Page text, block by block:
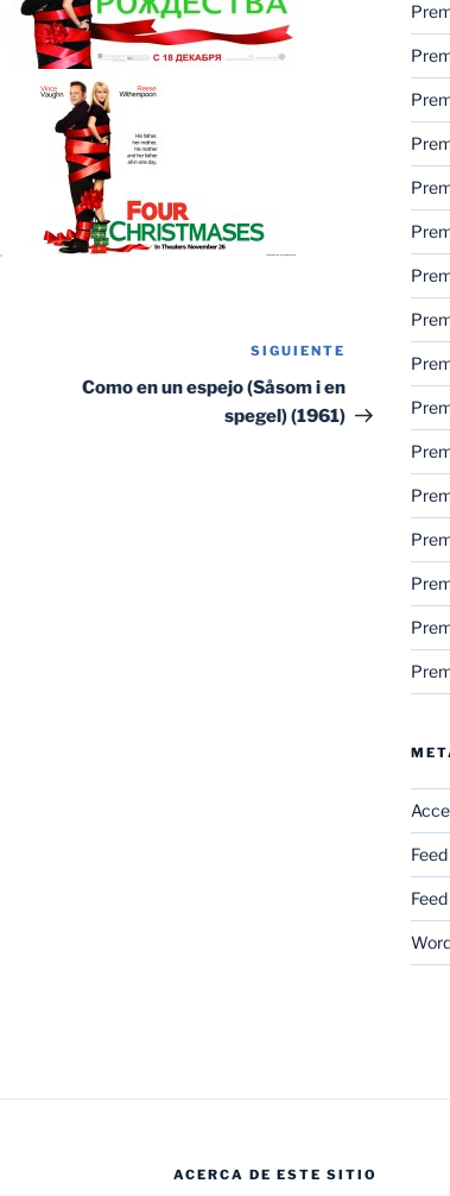
Siguiente
entrada
SIGUIENTE
Como en un espejo (Såsom i en
spegel) (1961)
ACERCA DE ESTE SITIO